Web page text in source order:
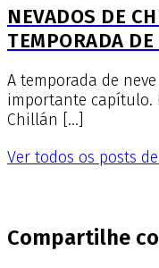
NEVADOS DE
TEMPORADA
A temporada de
importante capítulo.
Chillán […]
Ver todos os posts
Compartilhe